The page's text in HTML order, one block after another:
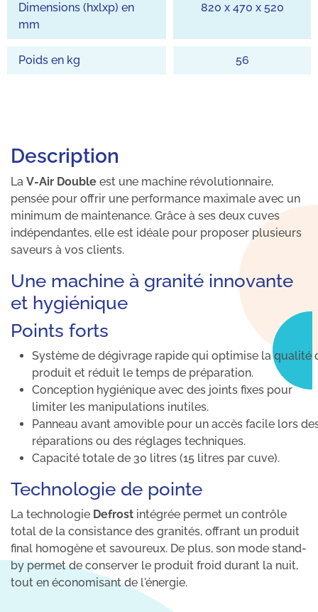
Dimensions (hxlxp) en
mm
820 x 470 x 520
Poids en kg 56
Description
La V-Air Double est une machine révolutionnaire,
pensée pour offrir une performance maximale avec un
minimum de maintenance. Grâce à ses deux cuves
indépendantes, elle est idéale pour proposer plusieurs
saveurs à vos clients.
Une machine à granité innovante
et hygiénique
Points forts
Système de dégivrage rapide qui optimise la qualité
produit et réduit le temps de préparation.
Conception hygiénique avec des joints fixes pour
limiter les manipulations inutiles.
Panneau avant amovible pour un accès facile lors
réparations ou des réglages techniques.
Capacité totale de 30 litres (15 litres par cuve).
Technologie de pointe
La technologie Defrost intégrée permet un contrôle
total de la consistance des granités, offrant un produit
final homogène et savoureux. De plus, son mode stand-
by permet de conserver le produit froid durant la nuit,
tout en économisant de l'énergie.